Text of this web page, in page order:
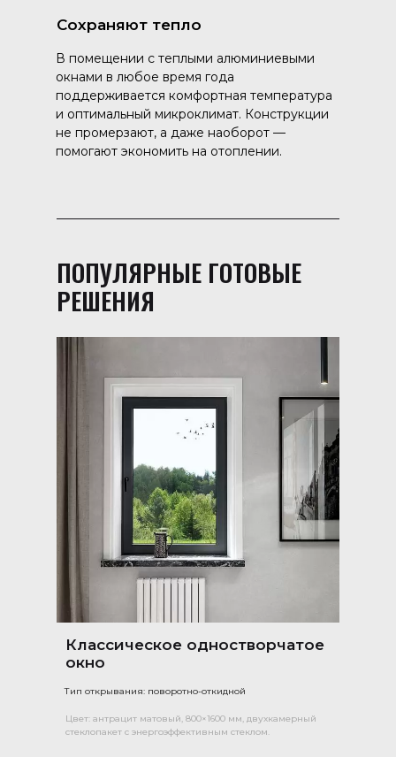
Сохраняют тепло
В помещении с теплыми алюминиевыми
окнами в любое время года
поддерживается комфортная температура
и оптимальный микроклимат. Конструкции
не промерзают, а даже наоборот —
помогают экономить на отоплении.
Классическое одностворчатое
окно
Тип открывания: поворотно-откидной
Цвет: антрацит матовый, 800×1600 мм, двухкамерный
стеклопакет с энергоэффективным стеклом.
ПОПУЛЯРНЫЕ ГОТОВЫЕ
РЕШЕНИЯ